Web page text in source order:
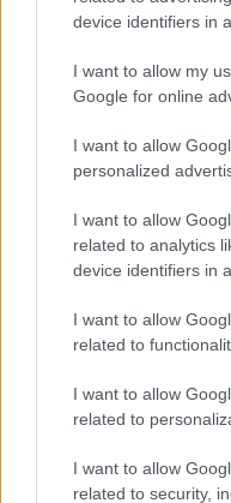
device identifiers in
I want to allow my
Google for online
I want to allow
personalized
I want to allow
related to analytics
device identifiers in
I want to allow
related to
I want to allow
related to
I want to allow
related to security,
Για τον
Όσον αφορά τον
Στίγκας
είναι απλώς ένας
της αδικίας, το
εγκαταλείψει τον
αδιανόητο και
πολίτες να
ανάμεσα στο
ενοίκιο. Εμείς, οι
κυβέρνηση να
της και να δώσει
στεγαστικό